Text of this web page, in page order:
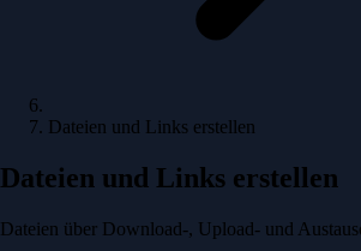
Dateien und Links erstellen
Dateien und Links erstellen
Dateien über Download-, Upload- und